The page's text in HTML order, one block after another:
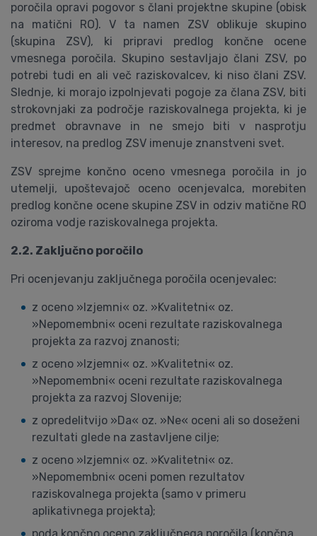
poročila opravi pogovor s člani projektne skupine (obisk
na matični RO). V ta namen ZSV oblikuje skupino
(skupina ZSV), ki pripravi predlog končne ocene
vmesnega poročila. Skupino sestavljajo člani ZSV, po
potrebi tudi en ali več raziskovalcev, ki niso člani ZSV.
Slednje, ki morajo izpolnjevati pogoje za člana ZSV, biti
strokovnjaki za področje raziskovalnega projekta, ki je
predmet obravnave in ne smejo biti v nasprotju
interesov, na predlog ZSV imenuje znanstveni svet.
ZSV sprejme končno oceno vmesnega poročila in jo
utemelji, upoštevajoč oceno ocenjevalca, morebiten
predlog končne ocene skupine ZSV in odziv matične RO
oziroma vodje raziskovalnega projekta.
2.2. Zaključno poročilo
Pri ocenjevanju zaključnega poročila ocenjevalec:
z oceno »Izjemni« oz. »Kvalitetni« oz.
»Nepomembni« oceni rezultate raziskovalnega
projekta za razvoj znanosti;
z oceno »Izjemni« oz. »Kvalitetni« oz.
»Nepomembni« oceni rezultate raziskovalnega
projekta za razvoj Slovenije;
z opredelitvijo »Da« oz. »Ne« oceni ali so doseženi
rezultati glede na zastavljene cilje;
z oceno »Izjemni« oz. »Kvalitetni« oz.
»Nepomembni« oceni pomen rezultatov
raziskovalnega projekta (samo v primeru
aplikativnega projekta);